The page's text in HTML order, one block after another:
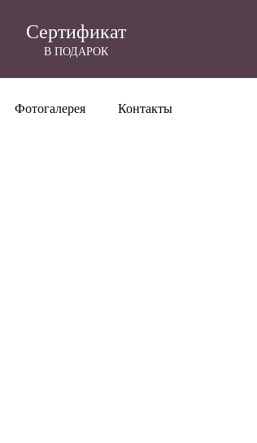
Cертификат
В ПОДАРОК
Фотогалерея Контакты